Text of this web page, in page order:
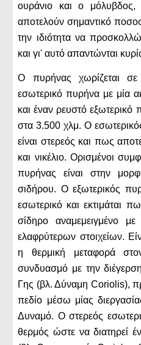
ουράνιο και ο μόλυβδος,
αποτελούν σημαντικό
την ιδιότητα να
και γι' αυτό απαντώνται
Ο πυρήνας χωρίζεται
εσωτερικό πυρήνα με μία
και έναν ρευστό
στα 3.500 χλμ. Ο
είναι στερεός και πως
και νικέλιο. Ορισμένοι
πυρήνας είναι στην
σιδήρου. Ο εξωτερικός
εσωτερικό και εκτιμάται
σίδηρο αναμεμειγμένο με
ελαφρύτερων στοιχείων.
η θερμική μεταφορά
συνδυασμό με την
Γης (βλ. Δύναμη Coriolis),
πεδίο μέσω μίας
Δυναμό. Ο στερεός
θερμός ώστε να διατηρεί